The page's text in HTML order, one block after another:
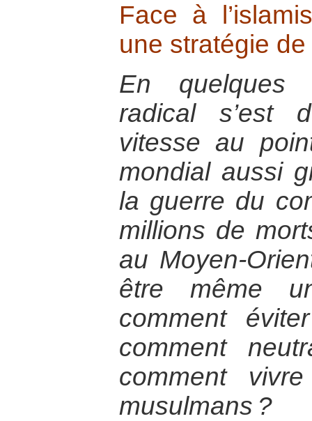
Face à
une stratégie
En quelques
radical s’est
vitesse au
mondial aussi
la guerre du
millions de
au Moyen-
être même
comment
comment
comment
musulmans ?